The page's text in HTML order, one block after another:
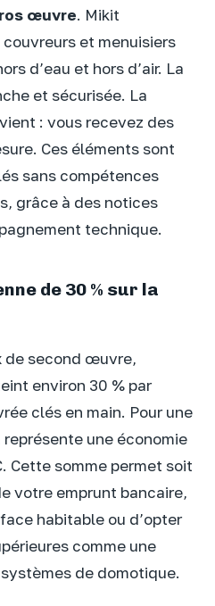
œuvre. Mikit
et menuisiers
d’eau et hors d’air. La
et sécurisée. La
: vous recevez des
Ces éléments sont
sans compétences
grâce à des notices
technique.
de 30 % sur la
de second œuvre,
environ 30 % par
clés en main. Pour une
une économie
Cette somme permet soit
votre emprunt bancaire,
habitable ou d’opter
comme une
de domotique.